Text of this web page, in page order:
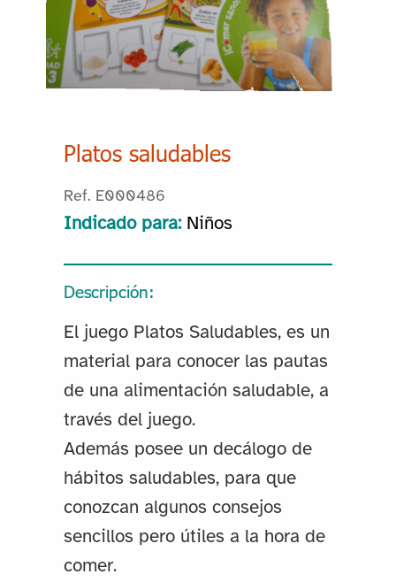
Platos saludables
Ref. E000486
Indicado para: Niños
Descripción:
El juego Platos Saludables, es un
material para conocer las pautas
de una alimentación saludable, a
través del juego.
Además posee un decálogo de
hábitos saludables, para que
conozcan algunos consejos
sencillos pero útiles a la hora de
comer.